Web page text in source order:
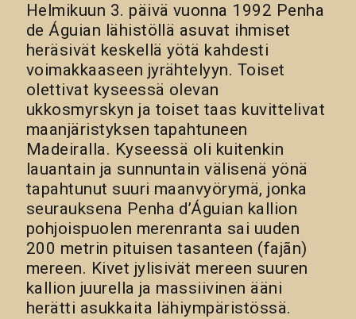
Helmikuun 3. päivä vuonna 1992 Penha
de Águian lähistöllä asuvat ihmiset
heräsivät keskellä yötä kahdesti
voimakkaaseen jyrähtelyyn. Toiset
olettivat kyseessä olevan
ukkosmyrskyn ja toiset taas kuvittelivat
maanjäristyksen tapahtuneen
Madeiralla. Kyseessä oli kuitenkin
lauantain ja sunnuntain välisenä yönä
tapahtunut suuri maanvyörymä, jonka
seurauksena Penha d’Águian kallion
pohjoispuolen merenranta sai uuden
200 metrin pituisen tasanteen (fajãn)
mereen. Kivet jylisivät mereen suuren
kallion juurella ja massiivinen ääni
herätti asukkaita lähiympäristössä.